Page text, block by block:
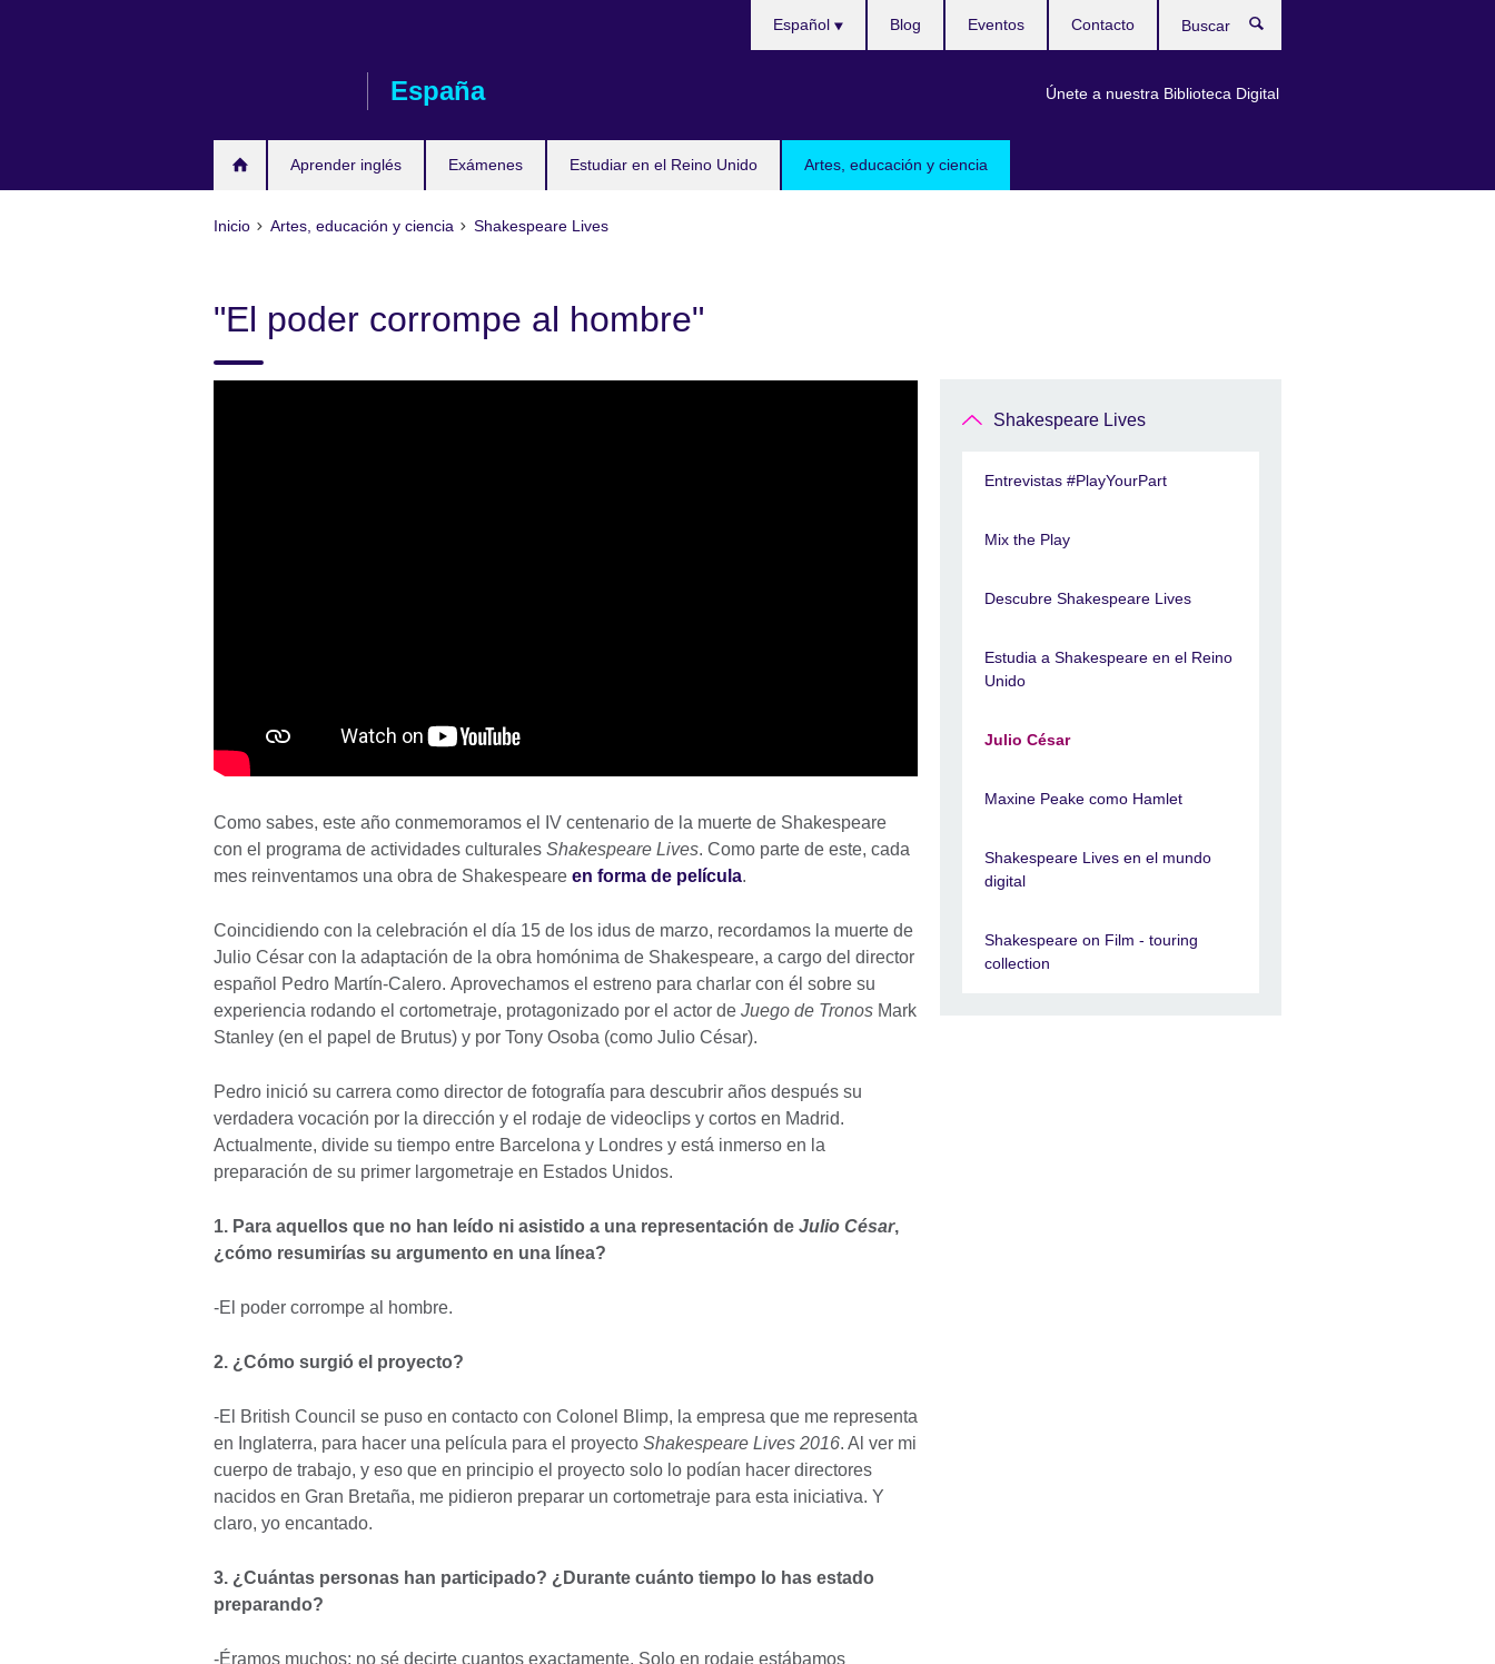
España
Aprender inglés Exámenes Estudiar en el Reino Unido Artes, educación y ciencia
idioma
Español
Únete a nuestra Biblioteca Digital
Blog Eventos Contacto
Inicio Artes, educación y ciencia Shakespeare Lives
"El poder corrompe al hombre"
Como sabes, este año conmemoramos el IV centenario de la muerte de Shakespeare
con el programa de actividades culturales Shakespeare Lives. Como parte de este, cada
mes reinventamos una obra de Shakespeare en forma de película.
Coincidiendo con la celebración el día 15 de los idus de marzo, recordamos la muerte de
Julio César con la adaptación de la obra homónima de Shakespeare, a cargo del director
español Pedro Martín-Calero. Aprovechamos el estreno para charlar con él sobre su
experiencia rodando el cortometraje, protagonizado por el actor de Juego de Tronos Mark
Stanley (en el papel de Brutus) y por Tony Osoba (como Julio César).
Pedro inició su carrera como director de fotografía para descubrir años después su
verdadera vocación por la dirección y el rodaje de videoclips y cortos en Madrid.
Actualmente, divide su tiempo entre Barcelona y Londres y está inmerso en la
preparación de su primer largometraje en Estados Unidos.
1. Para aquellos que no han leído ni asistido a una representación de Julio César,
¿cómo resumirías su argumento en una línea?
-El poder corrompe al hombre.
2. ¿Cómo surgió el proyecto?
-El British Council se puso en contacto con Colonel Blimp, la empresa que me representa
en Inglaterra, para hacer una película para el proyecto Shakespeare Lives 2016. Al ver mi
cuerpo de trabajo, y eso que en principio el proyecto solo lo podían hacer directores
nacidos en Gran Bretaña, me pidieron preparar un cortometraje para esta iniciativa. Y
claro, yo encantado.
3. ¿Cuántas personas han participado? ¿Durante cuánto tiempo lo has estado
preparando?
-Éramos muchos: no sé decirte cuantos exactamente. Solo en rodaje estábamos
Shakespeare Lives
Entrevistas #PlayYourPart
Mix the Play
Descubre Shakespeare Lives
Estudia a Shakespeare en el Reino
Unido
Julio César
Maxine Peake como Hamlet
Shakespeare Lives en el mundo
digital
Shakespeare on Film - touring
collection